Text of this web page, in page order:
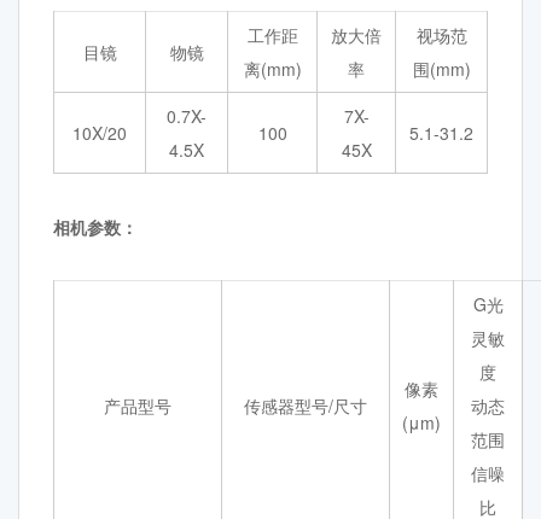
目镜 物镜
工作距
离(mm)
放大倍
率
视场范
围(mm)
10X/20
0.7X-
4.5X
100
7X-
45X
5.1-31.2
相机参数：
产品型号 传感器型号/尺寸
像素
(μm)
G光
灵敏
度
动态
范围
信噪
比